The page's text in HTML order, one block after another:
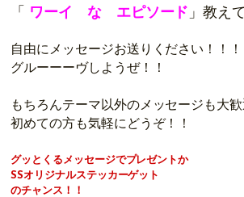
「
ワーイ な エピソード 」教え
自由にメッセージお送りください！
！！
グルーーーヴしようぜ！！
もちろんテーマ以外のメッセージも大歓
初めての方も気軽にどうぞ！！
グッとくるメッセージでプレゼントか
SSオリジナルステッカーゲット
のチャンス！！